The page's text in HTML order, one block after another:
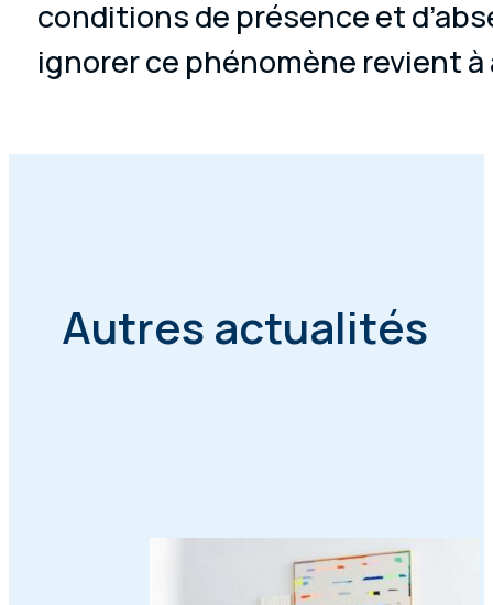
conditions de présence et
ignorer ce phénomène revient
Autres actualités